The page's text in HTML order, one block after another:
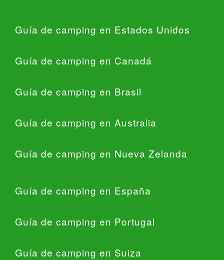
Guía de camping en Estados Unidos
Guía de camping en Canadá
Guía de camping en Brasil
Guía de camping en Australia
Guía de camping en Nueva Zelanda
Guía de camping en España
Guía de camping en Portugal
Guía de camping en Suiza